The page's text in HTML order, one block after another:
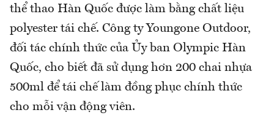
thể thao Hàn Quốc được làm bằng chất liệu
polyester tái chế. Công ty Youngone Outdoor,
đối tác chính thức của Ủy ban Olympic Hàn
Quốc, cho biết đã sử dụng hơn 200 chai nhựa
500ml để tái chế làm đồng phục chính thức
cho mỗi vận động viên.